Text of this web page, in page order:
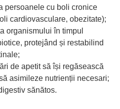
persoanele cu boli cronice
cardiovasculare, obezitate);
organismului în timpul
protejând și restabilind
de apetit să își regăsească
asimileze nutrienții necesari;
sănătos.